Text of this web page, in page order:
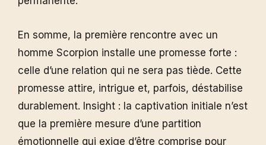
En somme, la première rencontre avec un
homme Scorpion installe une promesse forte :
celle d’une relation qui ne sera pas tiède. Cette
promesse attire, intrigue et, parfois, déstabilise
durablement. Insight : la captivation initiale n’est
que la première mesure d’une partition
émotionnelle qui exige d’être comprise pour